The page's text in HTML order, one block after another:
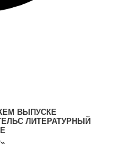
ВЫПУСКЕ
ЛИТЕРАТУРНЫЙ